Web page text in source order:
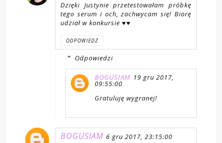
Dzięki Justynie przetestowałam próbkę
tego serum i och, zachwycam się! Biorę
udział w konkursie ♥♥
ODPOWIEDZ
Odpowiedzi
BOGUSIAM 19 gru 2017,
09:55:00
Gratuluję wygranej!
BOGUSIAM 6 gru 2017, 23:15:00